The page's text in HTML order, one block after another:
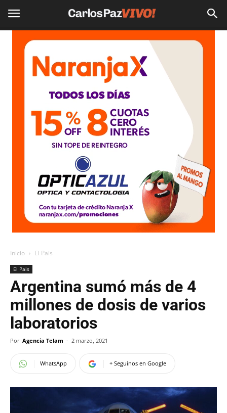
Inicio El Pais
El Pais
Argentina sumó más de 4
millones de dosis de varios
laboratorios
Por Agencia Telam - 2 marzo, 2021
WhatsApp + Seguinos en Google